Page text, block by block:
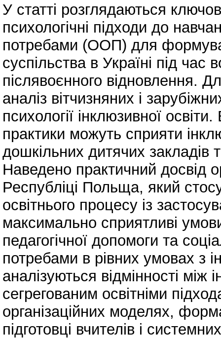
У статті розглядаються
психологічні підходи до
потребами (ООП) для
суспільства в Україні під час
післявоєнного відновлення.
аналіз вітчизняних і
психології інклюзивної
практики можуть сприяти
дошкільних дитячих закладів
Наведено практичний досвід
Республіці Польща, який
освітнього процесу із
максимально сприятливі
педагогічної допомоги та
потребами в рівних умовах з
аналізуються відмінності між
сегрегованим освітніми
організаційних моделях,
підготовці вчителів і